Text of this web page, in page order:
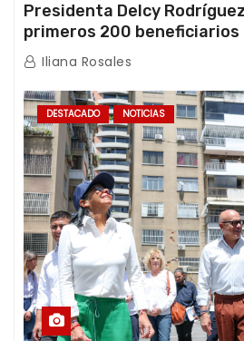
Presidenta Delcy
primeros 200 beneficiarios
de los Abuelos “La
Iliana Rosales
DESTACADO NOTICIAS